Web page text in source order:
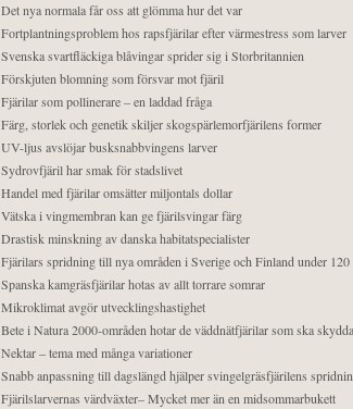
Det nya normala får oss att glömma hur det var
Fortplantningsproblem hos rapsfjärilar efter värmestress som larver
Svenska svartfläckiga blåvingar sprider sig i Storbritannien
Förskjuten blomning som försvar mot fjäril
Fjärilar som pollinerare – en laddad fråga
Färg, storlek och genetik skiljer skogspärlemorfjärilens former
UV-ljus avslöjar busksnabbvingens larver
Sydrovfjäril har smak för stadslivet
Handel med fjärilar omsätter miljontals dollar
Vätska i vingmembran kan ge fjärilsvingar färg
Drastisk minskning av danska habitatspecialister
Fjärilars spridning till nya områden i Sverige och Finland under
Spanska kamgräsfjärilar hotas av allt torrare somrar
Mikroklimat avgör utvecklingshastighet
Bete i Natura 2000-områden hotar de väddnätfjärilar som ska
Nektar – tema med många variationer
Snabb anpassning till dagslängd hjälper svingelgräsfjärilens
Fjärilslarvernas värdväxter– Mycket mer än en midsommarbukett